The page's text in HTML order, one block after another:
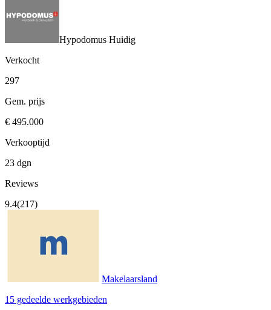
Hypodomus Huidig
Verkocht
297
Gem. prijs
€ 495.000
Verkooptijd
23 dgn
Reviews
9.4(217)
Makelaarsland
15 gedeelde werkgebieden